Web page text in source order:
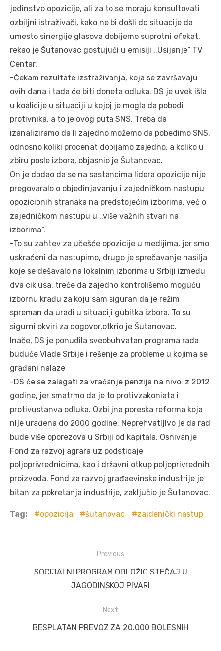
jedinstvo opozicije, ali za to se moraju konsultovati
ozbiljni istraživači, kako ne bi došli do situacije da
umesto sinergije glasova dobijemo suprotni efekat,
rekao je Šutanovac gostujući u emisiji ,,Usijanje“ TV
Centar.
-Čekam rezultate izstraživanja, koja se završavaju
ovih dana i tada će biti doneta odluka. DS je uvek išla
u koalicije u situaciji u kojoj je mogla da pobedi
protivnika, a to je ovog puta SNS. Treba da
izanaliziramo da li zajedno možemo da pobedimo SNS,
odnosno koliki procenat dobijamo zajedno, a koliko u
zbiru posle izbora, objasnio je Šutanovac.
On je dodao da se na sastancima lidera opozicije nije
pregovaralo o objedinjavanju i zajedničkom nastupu
opozicionih stranaka na predstojećim izborima, već o
zajedničkom nastupu u ,,više važnih stvari na
izborima“.
-To su zahtev za učešće opozicije u medijima, jer smo
uskraćeni da nastupimo, drugo je sprečavanje nasilja
koje se dešavalo na lokalnim izborima u Srbiji između
dva ciklusa, treće da zajedno kontrolišemo moguću
izbornu krađu za koju sam siguran da je režim
spreman da uradi u situaciji gubitka izbora. To su
sigurni okviri za dogovor,otkrio je Šutanovac.
Inače, DS je ponudila sveobuhvatan programa rada
buduće Vlade Srbije i rešenje za probleme u kojima se
građani nalaze
-DS će se zalagati za vraćanje penzija na nivo iz 2012
godine, jer smatrmo da je to protivzakoniata i
protivustanva odluka. Ozbiljna poreska reforma koja
nije urađena do 2000 godine. Neprehvatljivo je da rad
bude više oporezova u Srbiji od kapitala. Osnivanje
Fond za razvoj agrara uz podsticaje
poljoprivrednicima, kao i državni otkup poljoprivrednih
proizvoda. Fond za razvoj građaevinske industrije je
bitan za pokretanja industrije, zaključio je Šutanovac.
Tag: opozicija šutanovac zajdenički nastup
navigation
Previous
PreviousSOCIJALNI PROGRAM ODLOŽIO STEČAJ U
JAGODINSKOJ PIVARI
Next
Next
BESPLATAN PREVOZ ZA 20.000 BOLESNIH